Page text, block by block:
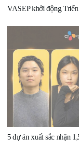
VASEP khởi động
5 dự án xuất sắc nhận